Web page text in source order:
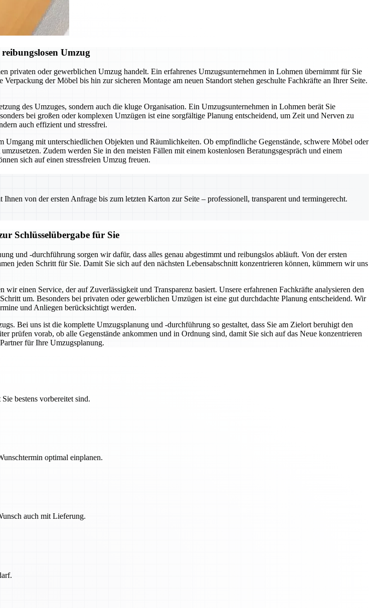
Umzug
privaten oder gewerblichen Umzug handelt. Ein erfahrenes Umzugsunternehmen in Lohmen übernimmt für Sie
der Möbel bis hin zur sicheren Montage am neuen Standort stehen geschulte Fachkräfte an Ihrer Seite.
des Umzuges, sondern auch die kluge Organisation. Ein Umzugsunternehmen in Lohmen berät Sie
bei großen oder komplexen Umzügen ist eine sorgfältige Planung entscheidend, um Zeit und Nerven zu
auch effizient und stressfrei.
mit unterschiedlichen Objekten und Räumlichkeiten. Ob empfindliche Gegenstände, schwere Möbel oder
Zudem werden Sie in den meisten Fällen mit einem kostenlosen Beratungsgespräch und einem
sich auf einen stressfreien Umzug freuen.
von der ersten Anfrage bis zum letzten Karton zur Seite – professionell, transparent und termingerecht.
Schlüsselübergabe für Sie
und -durchführung sorgen wir dafür, dass alles genau abgestimmt und reibungslos abläuft. Von der ersten
jeden Schritt für Sie. Damit Sie sich auf den nächsten Lebensabschnitt konzentrieren können, kümmern wir uns
einen Service, der auf Zuverlässigkeit und Transparenz basiert. Unsere erfahrenen Fachkräfte analysieren den
um. Besonders bei privaten oder gewerblichen Umzügen ist eine gut durchdachte Planung entscheidend. Wir
und Anliegen berücksichtigt werden.
Bei uns ist die komplette Umzugsplanung und -durchführung so gestaltet, dass Sie am Zielort beruhigt den
prüfen vorab, ob alle Gegenstände ankommen und in Ordnung sind, damit Sie sich auf das Neue konzentrieren
für Ihre Umzugsplanung.
bestens vorbereitet sind.
optimal einplanen.
auch mit Lieferung.